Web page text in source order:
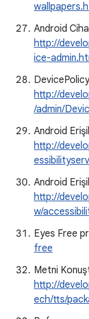
Android
http://
ice-
http://
/admin/
Android
http://
Android
http://
w/
Eyes Free
free
Metni
http://
ech/tts/